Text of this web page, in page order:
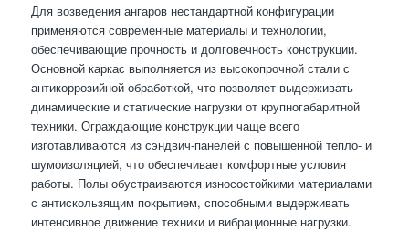
Для возведения ангаров нестандартной конфигурации
применяются современные материалы и технологии,
обеспечивающие прочность и долговечность конструкции.
Основной каркас выполняется из высокопрочной стали с
антикоррозийной обработкой, что позволяет выдерживать
динамические и статические нагрузки от крупногабаритной
техники. Ограждающие конструкции чаще всего
изготавливаются из сэндвич-панелей с повышенной тепло- и
шумоизоляцией, что обеспечивает комфортные условия
работы. Полы обустраиваются износостойкими материалами
с антискользящим покрытием, способными выдерживать
интенсивное движение техники и вибрационные нагрузки.